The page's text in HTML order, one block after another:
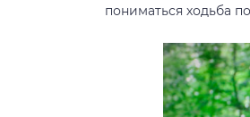
пониматься ходьба